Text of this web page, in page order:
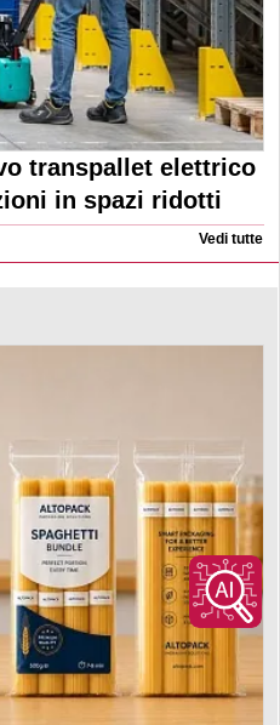
transpallet elettrico
in spazi ridotti
Vedi tutte